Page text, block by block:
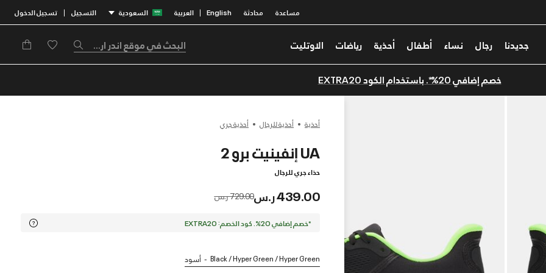
مساعدة محادثة English
| العربية السعودية التسجيل | تسجيل الدخول
جديدنا رجال نساء أطفال أحذية رياضات الاوتليت
خصم إضافي 20%*. باستخدام الكود EXTRA20
أحذية أحذية للرجال أحذية جري
UA إنفينيت برو 2
حذاء جري للرجال
439.00 ر.س Price reduced from
729.00 ر.س to
*خصم إضافي 20%. كود الخصم: EXTRA20
Black / Hyper Green / Hyper Green أسود